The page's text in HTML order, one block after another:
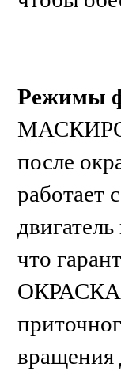
Режимы
после
работает
что
ОКРАСКА
вращения